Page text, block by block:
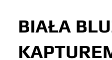
BIAŁA